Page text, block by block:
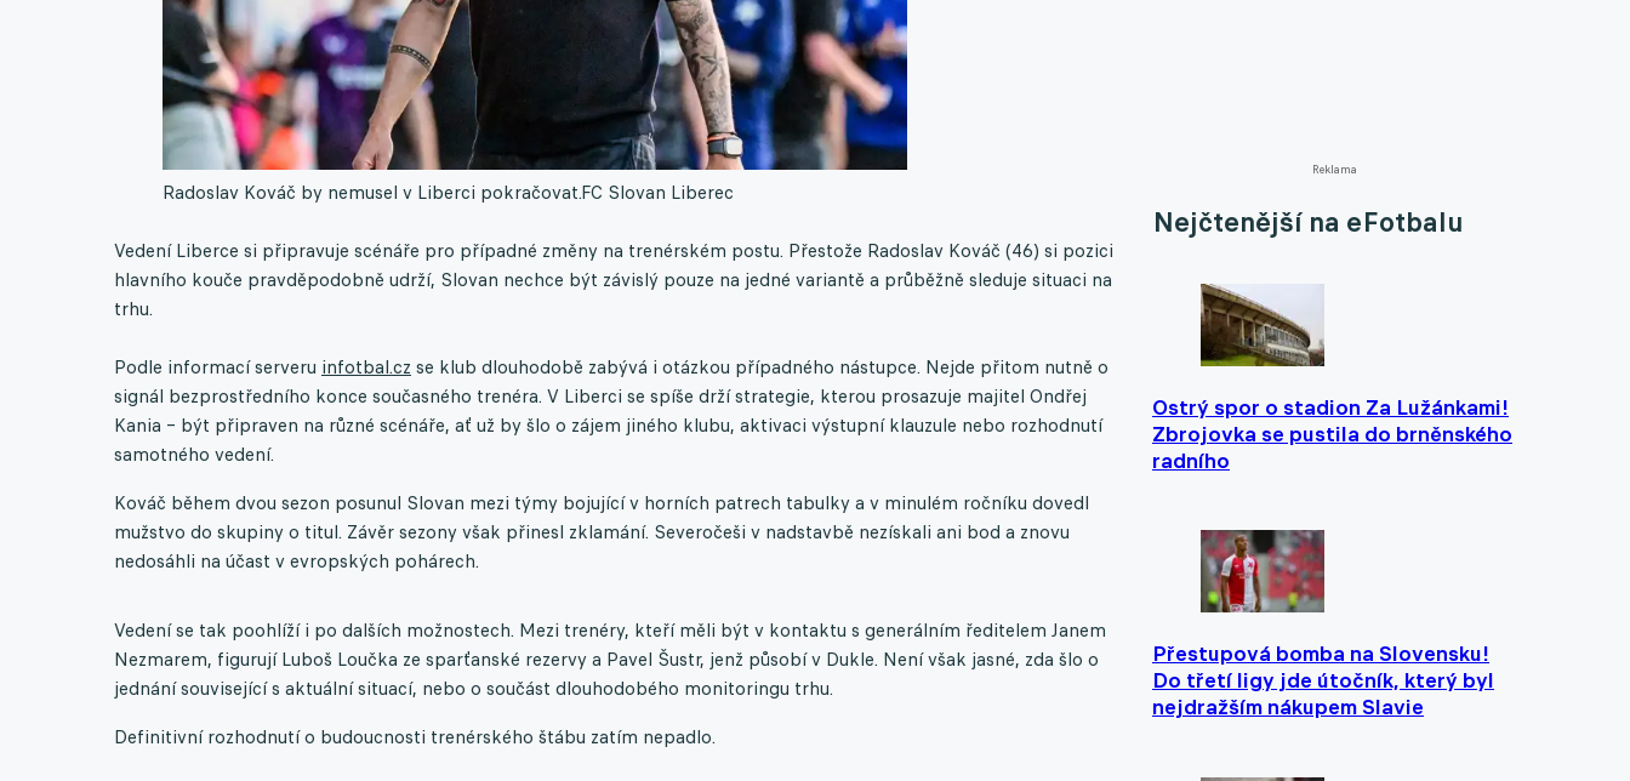
Reklama
Nejčtenější na eFotbalu
Ostrý spor o stadion Za Lužánkami!
Zbrojovka se pustila do brněnského
radního
Přestupová bomba na Slovensku!
Do třetí ligy jde útočník, který byl
nejdražším nákupem Slavie
Radoslav Kováč by nemusel v Liberci pokračovat.FC Slovan Liberec
Vedení Liberce si připravuje scénáře pro případné změny na trenérském postu. Přestože Radoslav Kováč (46) si pozici
hlavního kouče pravděpodobně udrží, Slovan nechce být závislý pouze na jedné variantě a průběžně sleduje situaci na
trhu.
Podle informací serveru infotbal.cz se klub dlouhodobě zabývá i otázkou případného nástupce. Nejde přitom nutně o
signál bezprostředního konce současného trenéra. V Liberci se spíše drží strategie, kterou prosazuje majitel Ondřej
Kania – být připraven na různé scénáře, ať už by šlo o zájem jiného klubu, aktivaci výstupní klauzule nebo rozhodnutí
samotného vedení.
Kováč během dvou sezon posunul Slovan mezi týmy bojující v horních patrech tabulky a v minulém ročníku dovedl
mužstvo do skupiny o titul. Závěr sezony však přinesl zklamání. Severočeši v nadstavbě nezískali ani bod a znovu
nedosáhli na účast v evropských pohárech.
Vedení se tak poohlíží i po dalších možnostech. Mezi trenéry, kteří měli být v kontaktu s generálním ředitelem Janem
Nezmarem, figurují Luboš Loučka ze sparťanské rezervy a Pavel Šustr, jenž působí v Dukle. Není však jasné, zda šlo o
jednání související s aktuální situací, nebo o součást dlouhodobého monitoringu trhu.
Definitivní rozhodnutí o budoucnosti trenérského štábu zatím nepadlo.